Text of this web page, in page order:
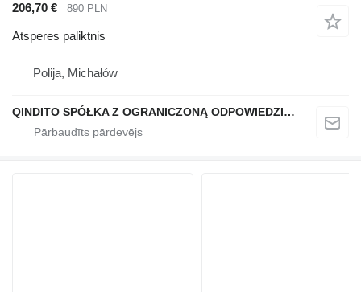
206,70 € 890 PLN
Atsperes paliktnis
Polija, Michałów
QINDITO SPÓŁKA Z OGRANICZONĄ ODPOWIEDZIALNOŚCIĄ